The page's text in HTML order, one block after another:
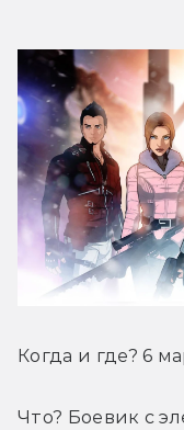
Когда и где? 6
Что? Боевик с